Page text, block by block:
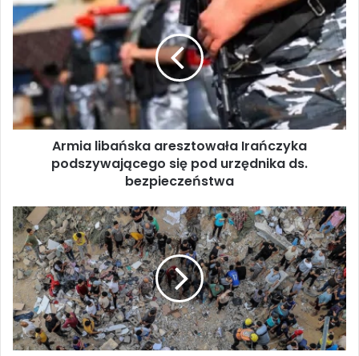
r
m
l
i
b
a
a
r
e
s
z
t
o
w
a
Armia libańska aresztowała Irańczyka
podszywającego się pod urzędnika ds.
bezpieczeństwa
L
i
c
z
b
a
o
f
i